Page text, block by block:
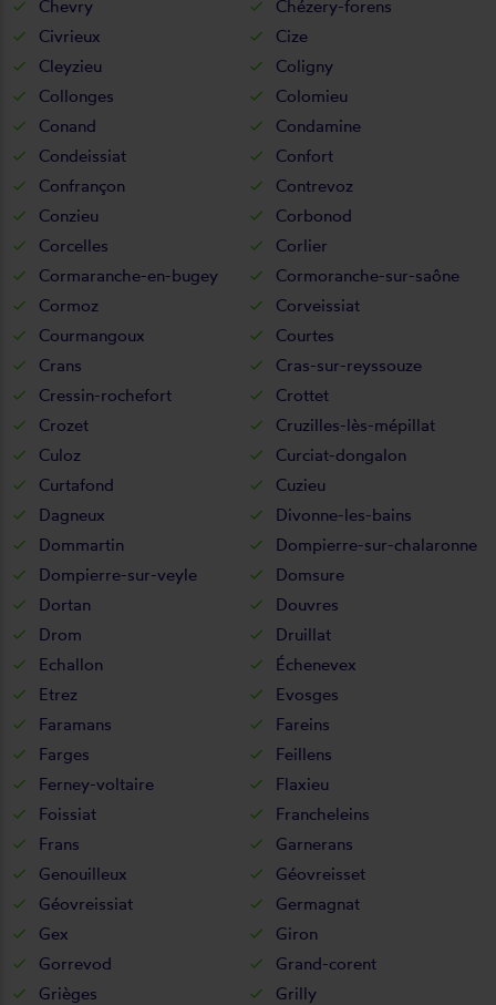
Chevry
Chézery-forens
Civrieux
Cize
Cleyzieu
Coligny
Collonges
Colomieu
Conand
Condamine
Condeissiat
Confort
Confrançon
Contrevoz
Conzieu
Corbonod
Corcelles
Corlier
Cormaranche-en-bugey
Cormoranche-sur-saône
Cormoz
Corveissiat
Courmangoux
Courtes
Crans
Cras-sur-reyssouze
Cressin-rochefort
Crottet
Crozet
Cruzilles-lès-mépillat
Culoz
Curciat-dongalon
Curtafond
Cuzieu
Dagneux
Divonne-les-bains
Dommartin
Dompierre-sur-chalaronne
Dompierre-sur-veyle
Domsure
Dortan
Douvres
Drom
Druillat
Echallon
Échenevex
Etrez
Evosges
Faramans
Fareins
Farges
Feillens
Ferney-voltaire
Flaxieu
Foissiat
Francheleins
Frans
Garnerans
Genouilleux
Géovreisset
Géovreissiat
Germagnat
Gex
Giron
Gorrevod
Grand-corent
Grièges
Grilly